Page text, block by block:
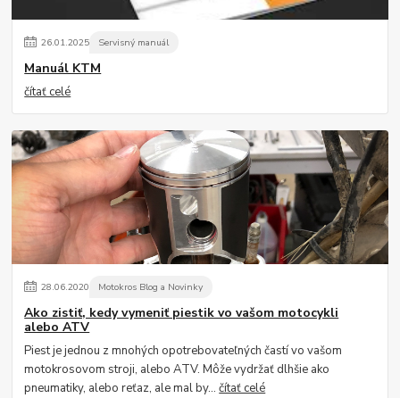
26.01.2025 Servisný manuál
Manuál KTM
čítať celé
28.06.2020 Motokros Blog a Novinky
Ako zistiť, kedy vymeniť piestik vo vašom motocykli
alebo ATV
Piest je jednou z mnohých opotrebovateľných častí vo vašom
motokrosovom stroji, alebo ATV. Môže vydržať dlhšie ako
pneumatiky, alebo reťaz, ale mal by...čítať celé